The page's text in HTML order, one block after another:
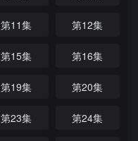
第11集 第12集
第15集 第16集
第19集 第20集
第23集 第24集